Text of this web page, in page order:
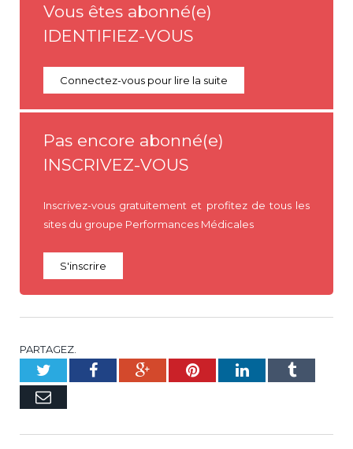
Vous êtes abonné(e)
IDENTIFIEZ-VOUS
Connectez-vous pour lire la suite
Pas encore abonné(e)
INSCRIVEZ-VOUS
Inscrivez-vous gratuitement et profitez de tous les
sites du groupe Performances Médicales
S'inscrire
PARTAGEZ.
TwitterFacebookGoogle+PinterestLinkedInTumblr
E-